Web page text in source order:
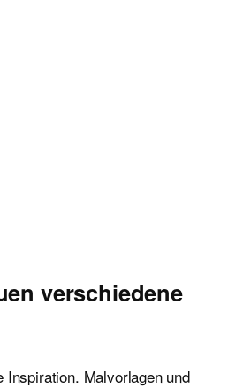
verschiedene
Inspiration. Malvorlagen und